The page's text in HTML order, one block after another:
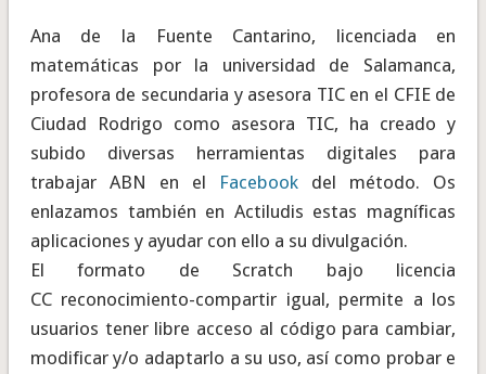
Ana de la Fuente Cantarino, licenciada en
matemáticas por la universidad de Salamanca,
profesora de secundaria y asesora TIC en el CFIE de
Ciudad Rodrigo como asesora TIC, ha creado y
subido diversas herramientas digitales para
trabajar ABN en el Facebook del método. Os
enlazamos también en Actiludis estas magníficas
aplicaciones y ayudar con ello a su divulgación.
El formato de Scratch bajo licencia
CC reconocimiento-compartir igual, permite a los
usuarios tener libre acceso al código para cambiar,
modificar y/o adaptarlo a su uso, así como probar e